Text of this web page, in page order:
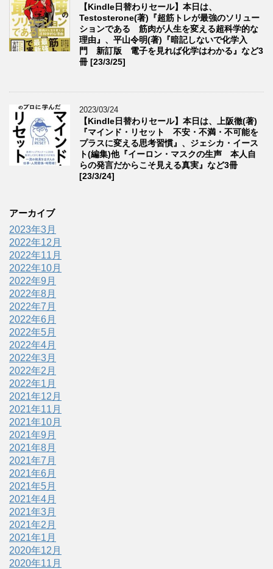
【Kindle日替わりセール】本日は、
Testosterone(著)『超筋トレが最強のソリュー
ションである 筋肉が人生を変える超科学的な
理由』、平山令明(著)『暗記しないで化学入
門 新訂版 電子を見れば化学はわかる』など3
冊 [23/3/25]
2023/03/24
【Kindle日替わりセール】本日は、上阪徹(著)
『マインド・リセット 不安・不満・不可能を
プラスに変える思考習慣』、ジェシカ・イース
ト(編集)他『イーロン・マスクの生声 本人自
らの発言だからこそ見える真実』など3冊
[23/3/24]
アーカイブ
2023年3月
2022年12月
2022年11月
2022年10月
2022年9月
2022年8月
2022年7月
2022年6月
2022年5月
2022年4月
2022年3月
2022年2月
2022年1月
2021年12月
2021年11月
2021年10月
2021年9月
2021年8月
2021年7月
2021年6月
2021年5月
2021年4月
2021年3月
2021年2月
2021年1月
2020年12月
2020年11月